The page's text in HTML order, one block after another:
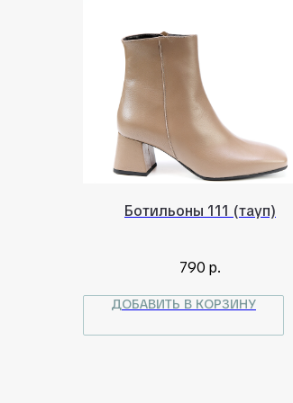
Ботильоны 111 (тауп)
790 р.
ДОБАВИТЬ В КОРЗИНУ